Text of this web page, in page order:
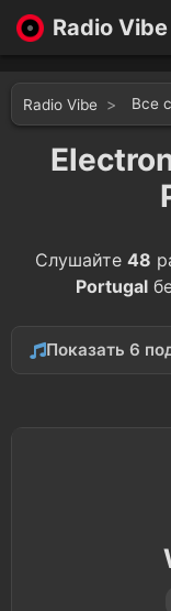
Radio Vibe
New
Genres
Likes
Top 100
Radio Vibe Все
Слушайте 48
Portugal
Показать 6